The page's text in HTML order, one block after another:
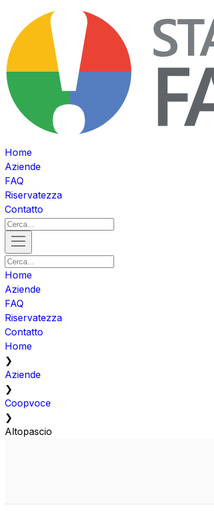
Home
Aziende
FAQ
Riservatezza
Contatto
Home
Aziende
FAQ
Riservatezza
Contatto
Home
❯
Aziende
❯
Coopvoce
❯
Altopascio